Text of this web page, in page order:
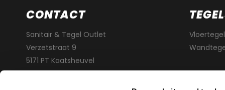
CONTACT
Sanitair & Tegel Outlet
Verzetstraat 9
5171 PT Kaatsheuvel